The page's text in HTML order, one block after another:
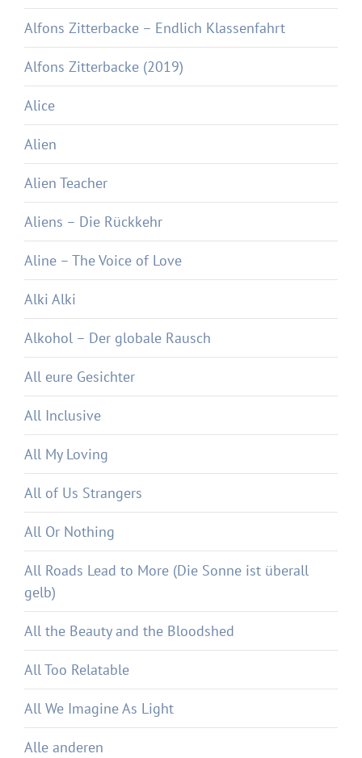
Alfons Zitterbacke – Endlich Klassenfahrt
Alfons Zitterbacke (2019)
Alice
Alien
Alien Teacher
Aliens – Die Rückkehr
Aline – The Voice of Love
Alki Alki
Alkohol – Der globale Rausch
All eure Gesichter
All Inclusive
All My Loving
All of Us Strangers
All Or Nothing
All Roads Lead to More (Die Sonne ist überall
gelb)
All the Beauty and the Bloodshed
All Too Relatable
All We Imagine As Light
Alle anderen